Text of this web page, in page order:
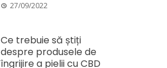
27/09/2022
Ce trebuie să știți
despre produsele de
îngrijire a pielii cu CBD